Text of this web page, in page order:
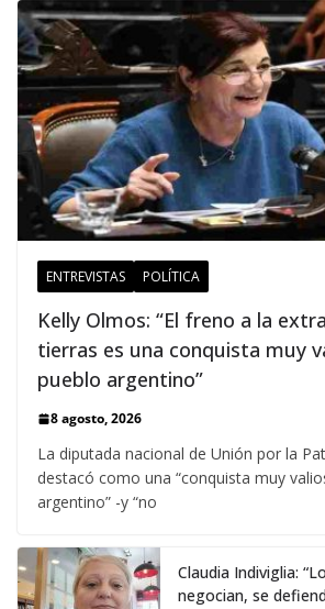
ENTREVISTAS POLÍTICA
Kelly Olmos: “El freno a la
tierras es una conquista muy
pueblo argentino”
8 agosto, 2026
La diputada nacional de Unión por la
destacó como una “conquista muy
argentino” -y “no
Claudia Indiviglia:
negocian, se